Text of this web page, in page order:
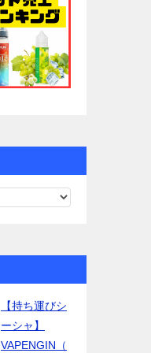
【持ち運びシ
ーシャ】
VAPENGIN（